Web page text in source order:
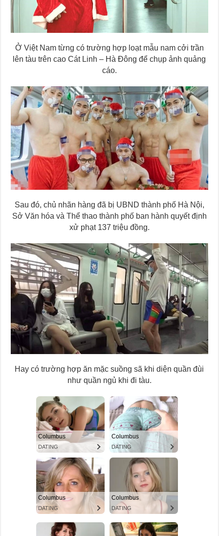
Ở Việt Nam từng có trường hợp loạt mẫu nam cởi trần
lên tàu trên cao Cát Linh – Hà Đông để chụp ảnh quảng
cáo.
Sau đó, chủ nhãn hàng đã bị UBND thành phố Hà Nội,
Sở Văn hóa và Thể thao thành phố ban hành quyết định
xử phạt 137 triệu đồng.
Hay có trường hợp ăn mặc suồng sã khi diện quần đùi
như quần ngủ khi đi tàu.